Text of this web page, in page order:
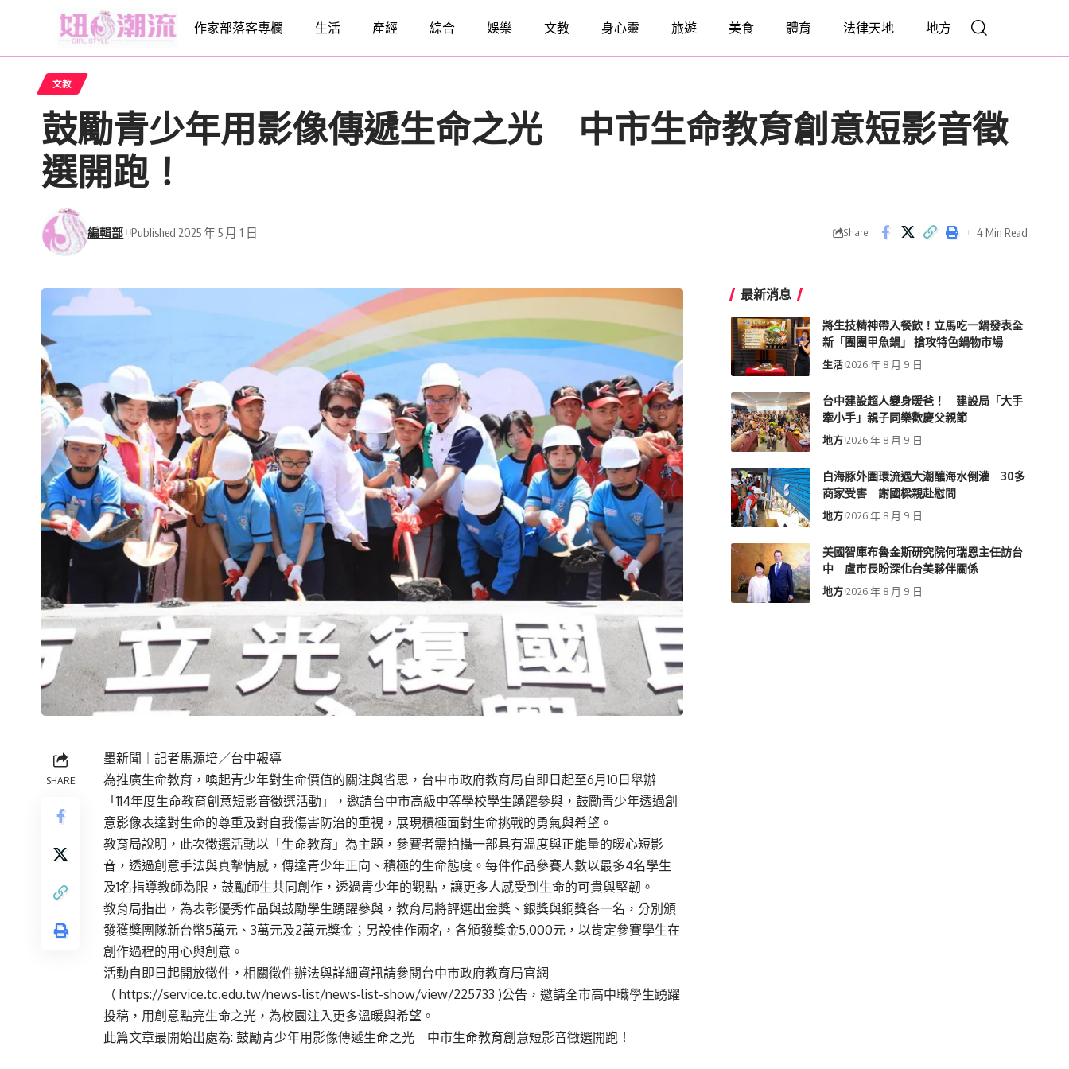
作家部落客專欄 生活 產經 綜合 娛樂 文教 身心靈 旅遊 美食 體育 法律天地 地方
文教
鼓勵青少年用影像傳遞生命之光 中市生命教育創意短影音徵
選開跑！
編輯部 Published 2025 年 5 月 1 日 Share 4 Min Read
SHARE
墨新聞 ｜記者馬源培／台中報導
為推廣生命教育，喚起青少年對生命價值的關注與省思，台中市政府教育局自即日起至6月10日舉辦
「114年度生命教育創意短影音徵選活動」，邀請台中市高級中等學校學生踴躍參與，鼓勵青少年透過創
意影像表達對生命的尊重及對自我傷害防治的重視，展現積極面對生命挑戰的勇氣與希望。
教育局說明，此次徵選活動以「生命教育」為主題，參賽者需拍攝一部具有溫度與正能量的暖心短影
音，透過創意手法與真摯情感，傳達青少年正向、積極的生命態度。每件作品參賽人數以最多4名學生
及1名指導教師為限，鼓勵師生共同創作，透過青少年的觀點，讓更多人感受到生命的可貴與堅韌。
教育局指出，為表彰優秀作品與鼓勵學生踴躍參與，教育局將評選出金獎、銀獎與銅獎各一名，分別頒
發獲獎團隊新台幣5萬元、3萬元及2萬元獎金；另設佳作兩名，各頒發獎金5,000元，以肯定參賽學生在
創作過程的用心與創意。
活動自即日起開放徵件，相關徵件辦法與詳細資訊請參閱台中市政府教育局官網
（ https://service.tc.edu.tw/news-list/news-list-show/view/225733 )公告，邀請全市高中職學生踴躍
投稿，用創意點亮生命之光，為校園注入更多溫暖與希望。
此篇文章最開始出處為: 鼓勵青少年用影像傳遞生命之光 中市生命教育創意短影音徵選開跑！
最新消息
將生技精神帶入餐飲！立馬吃一鍋發表全
新「團團甲魚鍋」 搶攻特色鍋物市場
生活 2026 年 8 月 9 日
台中建設超人變身暖爸！ 建設局「大手
牽小手」親子同樂歡慶父親節
地方 2026 年 8 月 9 日
白海豚外圍環流遇大潮釀海水倒灌 30多
商家受害 謝國樑親赴慰問
地方 2026 年 8 月 9 日
美國智庫布魯金斯研究院何瑞恩主任訪台
中 盧市長盼深化台美夥伴關係
地方 2026 年 8 月 9 日